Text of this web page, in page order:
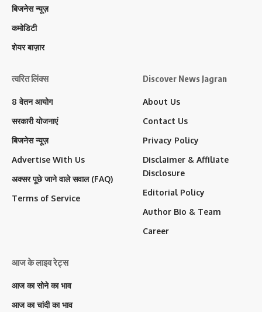
बिजनेस न्यूज़
कमोडिटी
शेयर बाज़ार
त्वरित लिंक्स
8 वेतन आयोग
सरकारी योजनाएं
बिजनेस न्यूज़
Advertise With Us
अक्सर पूछे जाने वाले सवाल (FAQ)
Terms of Service
Discover News Jagran
About Us
Contact Us
Privacy Policy
Disclaimer & Affiliate
Disclosure
Editorial Policy
Author Bio & Team
Career
आज के लाइव रेट्स
आज का सोने का भाव
आज का चांदी का भाव